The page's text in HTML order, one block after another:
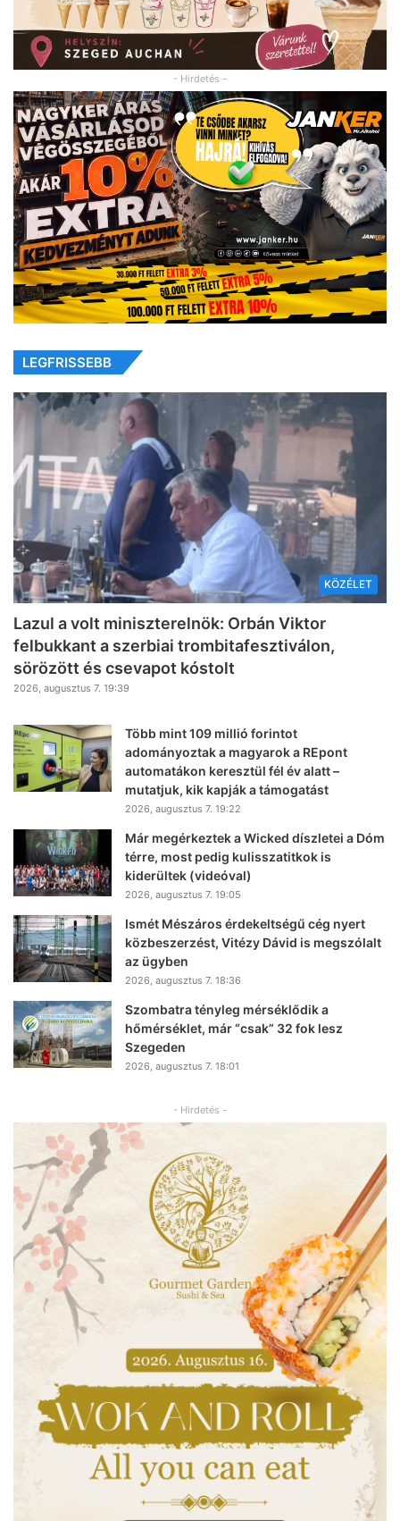
- Hirdetés -
LEGFRISSEBB
KÖZÉLET
Lazul a volt miniszterelnök: Orbán Viktor
felbukkant a szerbiai trombitafesztiválon,
sörözött és csevapot kóstolt
2026, augusztus 7. 19:39
Több mint 109 millió forintot
adományoztak a magyarok a REpont
automatákon keresztül fél év alatt –
mutatjuk, kik kapják a támogatást
2026, augusztus 7. 19:22
Már megérkeztek a Wicked díszletei a Dóm
térre, most pedig kulisszatitkok is
kiderültek (videóval)
2026, augusztus 7. 19:05
Ismét Mészáros érdekeltségű cég nyert
közbeszerzést, Vitézy Dávid is megszólalt
az ügyben
2026, augusztus 7. 18:36
Szombatra tényleg mérséklődik a
hőmérséklet, már “csak” 32 fok lesz
Szegeden
2026, augusztus 7. 18:01
- Hirdetés -